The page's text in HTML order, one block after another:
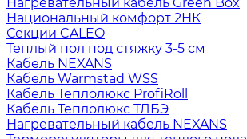
Национальный комфорт 2НК
Секции CALEO
Теплый пол под стяжку 3-5 см
Кабель NEXANS
Кабель Warmstad WSS
Кабель Теплолюкс ProfiRoll
Кабель Теплолюкс ТЛБЭ
Нагревательный кабель NEXANS